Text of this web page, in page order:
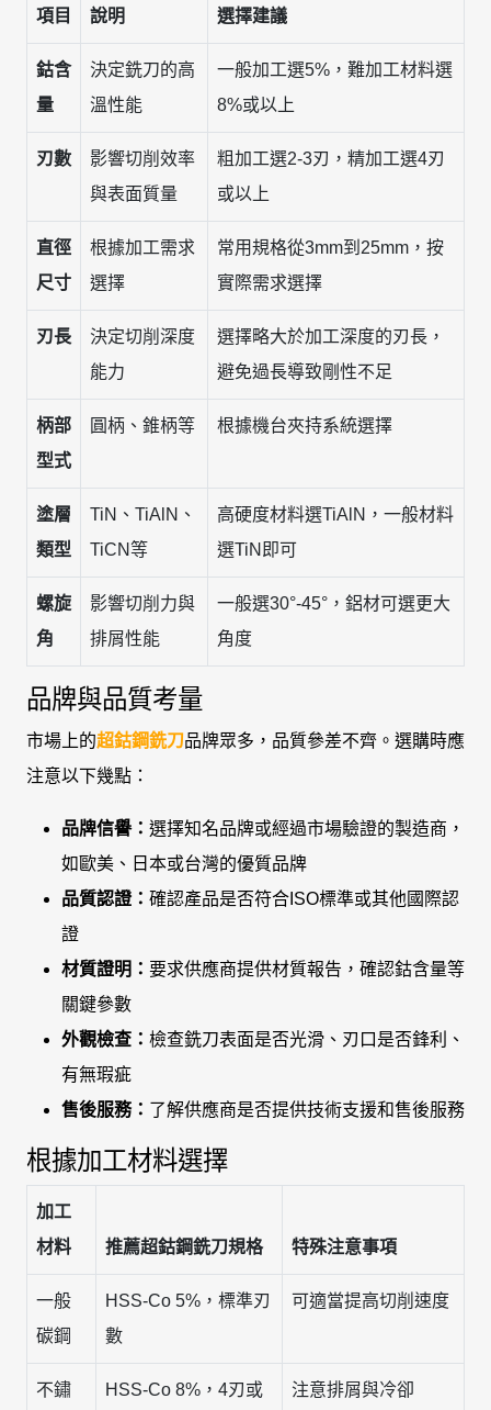
項目
說明 選擇建議
鈷含
量
決定銑刀的高
溫性能
一般加工選5%，難加工材料選
8%或以上
刃數
影響切削效率
與表面質量
粗加工選2-3刃，精加工選4刃
或以上
直徑
尺寸
根據加工需求
選擇
常用規格從3mm到25mm，按
實際需求選擇
刃長
決定切削深度
能力
選擇略大於加工深度的刃長，
避免過長導致剛性不足
柄部
型式
圓柄、錐柄等 根據機台夾持系統選擇
塗層
類型
TiN、TiAlN、
TiCN等
高硬度材料選TiAlN，一般材料
選TiN即可
螺旋
角
影響切削力與
排屑性能
一般選30°-45°，鋁材可選更大
角度
品牌與品質考量
市場上的超鈷鋼銑刀品牌眾多，品質參差不齊。選購時應
注意以下幾點：
品牌信譽： 選擇知名品牌或經過市場驗證的製造商，
如歐美、日本或台灣的優質品牌
品質認證： 確認產品是否符合ISO標準或其他國際認
證
材質證明： 要求供應商提供材質報告，確認鈷含量等
關鍵參數
外觀檢查： 檢查銑刀表面是否光滑、刃口是否鋒利、
有無瑕疵
售後服務： 了解供應商是否提供技術支援和售後服務
根據加工材料選擇
加工
材料
推薦超鈷鋼銑刀規格 特殊注意事項
一般
碳鋼
HSS-Co 5%，標準刃
數
可適當提高切削速度
不鏽 HSS-Co 8%，4刃或 注意排屑與冷卻